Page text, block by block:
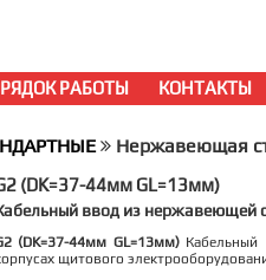
РАБОТЫ КОНТАКТЫ
Нержавеющая
(DK=37-44мм GL=13мм)
ввод из нержавеющей
(DK=37-44мм GL=13мм)Кабельный
щитового